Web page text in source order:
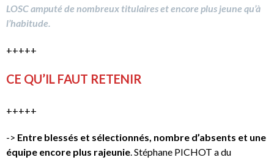
LOSC amputé de nombreux titulaires et encore plus jeune qu’à
l’habitude.
+++++
CE QU’IL FAUT RETENIR
+++++
-> Entre blessés et sélectionnés, nombre d’absents et une
équipe encore plus rajeunie. Stéphane PICHOT a du